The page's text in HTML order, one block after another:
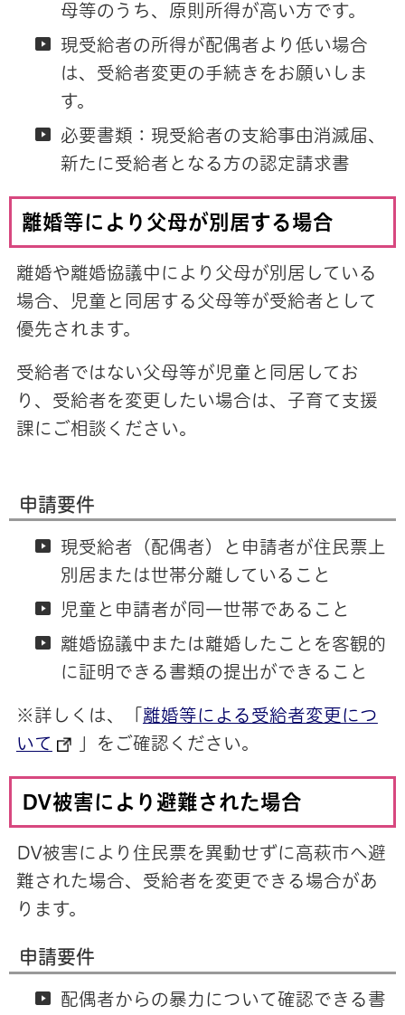
母等のうち、原則所得が高い方です。
現受給者の所得が配偶者より低い場合
は、受給者変更の手続きをお願いしま
す。
必要書類：現受給者の支給事由消滅届、
新たに受給者となる方の認定請求書
離婚等により父母が別居する場合
離婚や離婚協議中により父母が別居している
場合、児童と同居する父母等が受給者として
優先されます。
受給者ではない父母等が児童と同居してお
り、受給者を変更したい場合は、子育て支援
課にご相談ください。
申請要件
現受給者（配偶者）と申請者が住民票上
別居または世帯分離していること
児童と申請者が同一世帯であること
離婚協議中または離婚したことを客観的
に証明できる書類の提出ができること
※詳しくは、「 離婚等による受給者変更につ
いて
」をご確認ください。
DV被害により避難された場合
DV被害により住民票を異動せずに高萩市へ避
難された場合、受給者を変更できる場合があ
ります。
申請要件
配偶者からの暴力について確認できる書